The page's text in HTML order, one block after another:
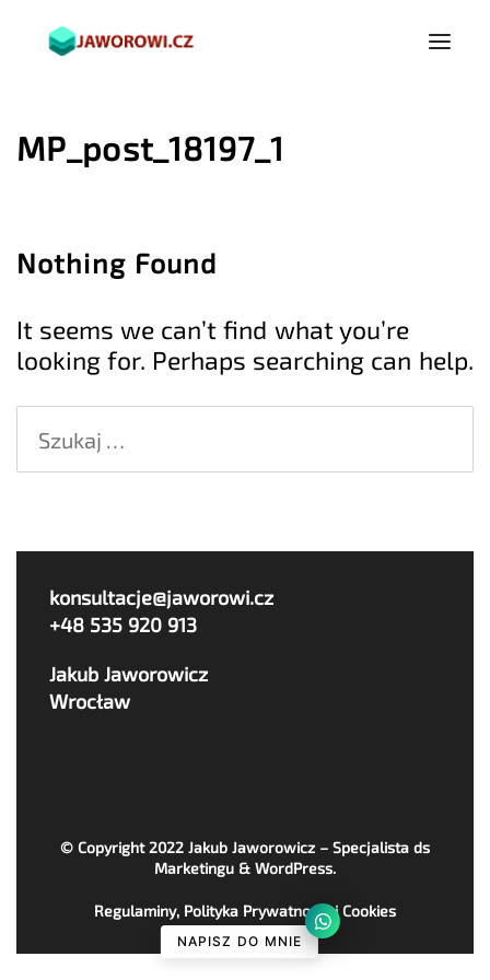
MP_post_18197_1
Nothing Found
It seems we can’t find what you’re
looking for. Perhaps searching can help.
konsultacje@jaworowi.cz
+48 535 920 913
Jakub Jaworowicz
Wrocław
© Copyright 2022 Jakub Jaworowicz – Specjalista ds
Marketingu & WordPress.
Regulaminy, Polityka Prywatności i Cookies
NAPISZ DO MNIE